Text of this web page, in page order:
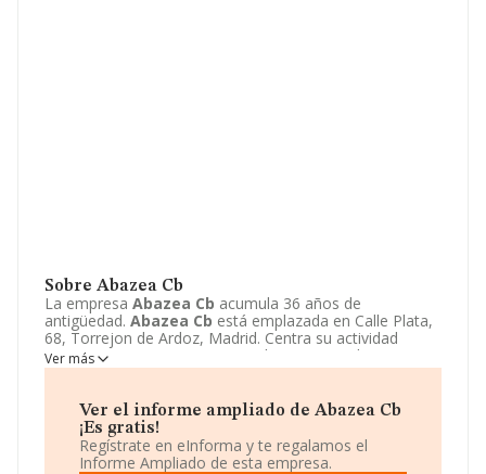
Sobre Abazea Cb
La empresa Abazea Cb acumula 36 años de
antigüedad. Abazea Cb está emplazada en Calle Plata,
68, Torrejon de Ardoz, Madrid. Centra su actividad
CNAE como 4722 - Comercio al por menor de carne y
productos cárnicos. La empresaAbazea Cbes
Ver más
Ver el informe ampliado de Abazea Cb
¡Es gratis!
Regístrate en eInforma y te regalamos el
Informe Ampliado de esta empresa.